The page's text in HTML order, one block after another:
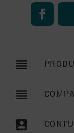
reorder
reorder
account_box